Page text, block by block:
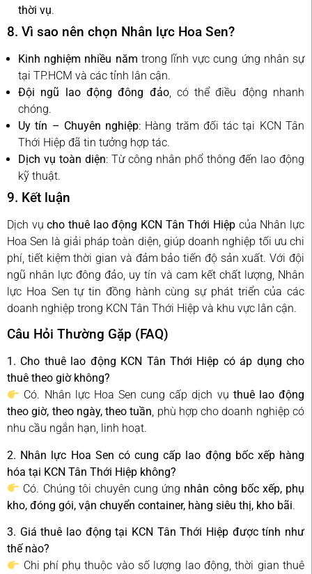
thời vụ.
8. Vì sao nên chọn Nhân lực Hoa Sen?
Kinh nghiệm nhiều năm trong lĩnh vực cung ứng nhân sự
tại TP.HCM và các tỉnh lân cận.
Đội ngũ lao động đông đảo, có thể điều động nhanh
chóng.
Uy tín – Chuyên nghiệp: Hàng trăm đối tác tại KCN Tân
Thới Hiệp đã tin tưởng hợp tác.
Dịch vụ toàn diện: Từ công nhân phổ thông đến lao động
kỹ thuật.
9. Kết luận
Dịch vụcho thuê lao động KCN Tân Thới Hiệp của Nhân lực
Hoa Sen là giải pháp toàn diện, giúp doanh nghiệp tối ưu chi
phí, tiết kiệm thời gian và đảm bảo tiến độ sản xuất. Với đội
ngũ nhân lực đông đảo, uy tín và cam kết chất lượng, Nhân
lực Hoa Sen tự tin đồng hành cùng sự phát triển của các
doanh nghiệp trong KCN Tân Thới Hiệp và khu vực lân cận.
Câu Hỏi Thường Gặp (FAQ)
1. Cho thuê lao động KCN Tân Thới Hiệp có áp dụng cho
thuê theo giờ không?
Có. Nhân lực Hoa Sen cung cấp dịch vụ thuê lao động
theo giờ, theo ngày, theo tuần, phù hợp cho doanh nghiệp có
nhu cầu ngắn hạn, linh hoạt.
2. Nhân lực Hoa Sen có cung cấp lao động bốc xếp hàng
hóa tại KCN Tân Thới Hiệp không?
Có. Chúng tôi chuyên cung ứng nhân công bốc xếp, phụ
kho, đóng gói, vận chuyển container, hàng siêu thị, kho bãi.
3. Giá thuê lao động tại KCN Tân Thới Hiệp được tính như
thế nào?
Chi phí phụ thuộc vào số lượng lao động, thời gian thuê